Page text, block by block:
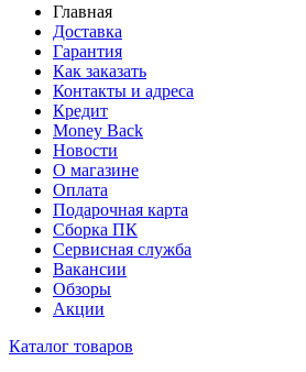
Главная
Доставка
Гарантия
Как заказать
Контакты и адреса
Кредит
Money Back
Новости
О магазине
Оплата
Подарочная карта
Сборка ПК
Сервисная служба
Вакансии
Обзоры
Акции
Каталог товаров